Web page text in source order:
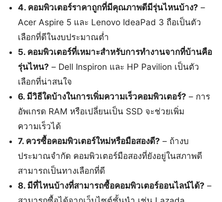
4. คอมพิวเตอร์ราคาถูกที่มีคุณภาพดีมีรุ่นไหนบ้าง? –
Acer Aspire 5 และ Lenovo IdeaPad 3 ถือเป็นตัว
เลือกที่ดีในงบประมาณต่ำ
5. คอมพิวเตอร์ที่เหมาะสำหรับการทำงานจากที่บ้านคือ
รุ่นไหน? – Dell Inspiron และ HP Pavilion เป็นตัว
เลือกที่น่าสนใจ
6. มีวิธีใดบ้างในการเพิ่มความเร็วคอมพิวเตอร์? – การ
อัพเกรด RAM หรือเปลี่ยนเป็น SSD จะช่วยเพิ่ม
ความเร็วได้
7. ควรซื้อคอมพิวเตอร์ใหม่หรือมือสองดี? – ถ้างบ
ประมาณจำกัด คอมพิวเตอร์มือสองที่ยังอยู่ในสภาพดี
สามารถเป็นทางเลือกที่ดี
8. มีที่ไหนบ้างที่สามารถซื้อคอมพิวเตอร์ออนไลน์ได้? –